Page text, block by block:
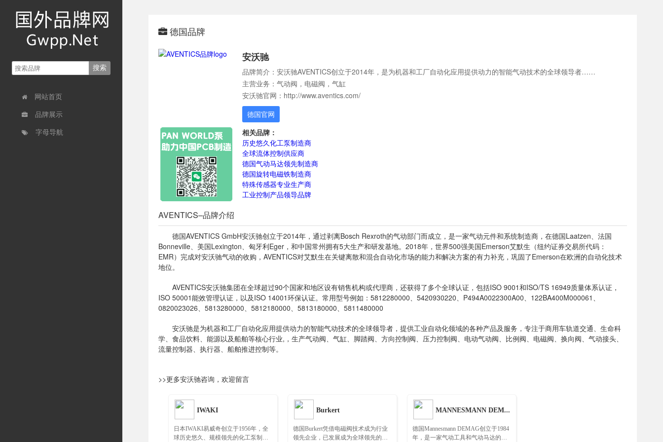
网站首页
品牌展示
字母导航
德国品牌
安沃驰
品牌简介：安沃驰AVENTICS创立于2014年，是为机器和工厂自动化应用提供动力的智能气动技术的全球领导者……
主营业务：气动阀，电磁阀，气缸
安沃驰官网：http://www.aventics.com/
德国官网
相关品牌：
历史悠久化工泵制造商
全球流体控制供应商
德国气动马达领先制造商
德国旋转电磁铁制造商
特殊传感器专业生产商
工业控制产品领导品牌
AVENTICS–品牌介绍
德国AVENTICS GmbH安沃驰创立于2014年，通过剥离Bosch Rexroth的气动部门而成立，是一家气动元件和系统制造商，在德国Laatzen、法国
Bonneville、美国Lexington、匈牙利Eger，和中国常州拥有5大生产和研发基地。2018年，世界500强美国Emerson艾默生（纽约证券交易所代码：
EMR）完成对安沃驰气动的收购，AVENTICS对艾默生在关键离散和混合自动化市场的能力和解决方案的有力补充，巩固了Emerson在欧洲的自动化技术
地位。
AVENTICS安沃驰集团在全球超过90个国家和地区设有销售机构或代理商，还获得了多个全球认证，包括ISO 9001和ISO/TS 16949质量体系认证，
ISO 50001能效管理认证，以及ISO 14001环保认证。常用型号例如：5812280000、5420930220、P494A0022300A00、122BA400M000061、
0820023026、5813280000、5812180000、5813180000、5811480000
安沃驰是为机器和工厂自动化应用提供动力的智能气动技术的全球领导者，提供工业自动化领域的各种产品及服务，专注于商用车轨道交通、生命科
学、食品饮料、能源以及船舶等核心行业,，生产气动阀、气缸、脚踏阀、方向控制阀、压力控制阀、电动气动阀、比例阀、电磁阀、换向阀、气动接头、
流量控制器、执行器、船舶推进控制等。
>>更多安沃驰咨询，欢迎留言
IWAKI
日本IWAKI易威奇创立于1956年，全
球历史悠久、规模领先的化工泵制造
Burkert
德国Burkert凭借电磁阀技术成为行业
领先企业，已发展成为全球领先的流
MANNESMANN DEMAG
德国Mannesmann DEMAG创立于1984
年，是一家气动工具和气动马达的领